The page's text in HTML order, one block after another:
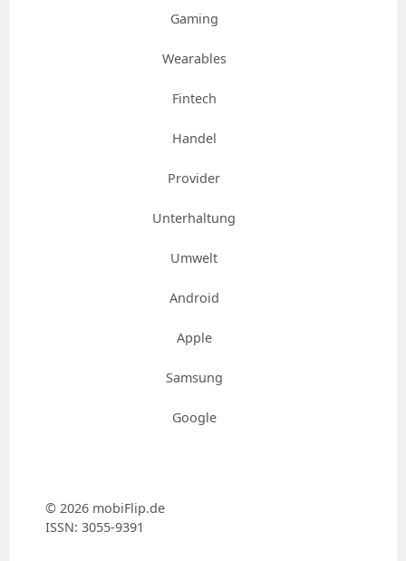
Gaming
Wearables
Fintech
Handel
Provider
Unterhaltung
Umwelt
Android
Apple
Samsung
Google
© 2026 mobiFlip.de
ISSN: 3055-9391